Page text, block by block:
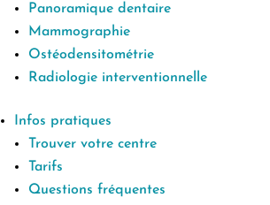
Panoramique dentaire
Mammographie
Ostéodensitométrie
Radiologie interventionnelle
Infos pratiques
Trouver votre centre
Tarifs
Questions fréquentes